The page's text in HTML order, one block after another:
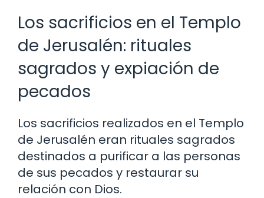
Los sacrificios en el Templo
de Jerusalén: rituales
sagrados y expiación de
pecados
Los sacrificios realizados en el Templo
de Jerusalén eran rituales sagrados
destinados a purificar a las personas
de sus pecados y restaurar su
relación con Dios.